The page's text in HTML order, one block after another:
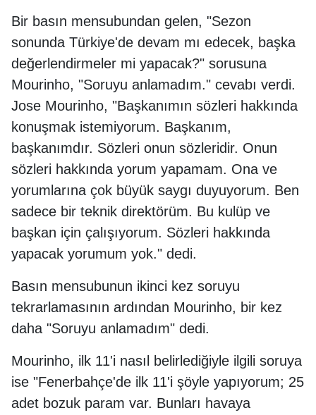
Bir basın mensubundan gelen, "Sezon
sonunda Türkiye'de devam mı edecek, başka
değerlendirmeler mi yapacak?" sorusuna
Mourinho, "Soruyu anlamadım." cevabı verdi.
Jose Mourinho, "Başkanımın sözleri hakkında
konuşmak istemiyorum. Başkanım,
başkanımdır. Sözleri onun sözleridir. Onun
sözleri hakkında yorum yapamam. Ona ve
yorumlarına çok büyük saygı duyuyorum. Ben
sadece bir teknik direktörüm. Bu kulüp ve
başkan için çalışıyorum. Sözleri hakkında
yapacak yorumum yok." dedi.
Basın mensubunun ikinci kez soruyu
tekrarlamasının ardından Mourinho, bir kez
daha "Soruyu anlamadım" dedi.
Mourinho, ilk 11'i nasıl belirlediğiyle ilgili soruya
ise "Fenerbahçe'de ilk 11'i şöyle yapıyorum; 25
adet bozuk param var. Bunları havaya